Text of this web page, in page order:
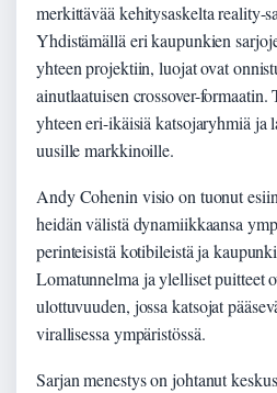
merkittävää kehitysaskelta reality-
Yhdistämällä eri kaupunkien
yhteen projektiin, luojat ovat
ainutlaatuisen crossover-
yhteen eri-ikäisiä katsojaryhmiä ja
uusille markkinoille.
Andy Cohenin visio on tuonut
heidän välistä dynamiikkaansa
perinteisistä kotibileistä ja
Lomatunnelma ja ylelliset puitteet
ulottuvuuden, jossa katsojat
virallisessa ympäristössä.
Sarjan menestys on johtanut